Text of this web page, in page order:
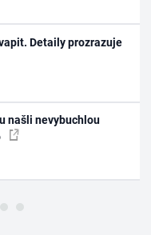
Detaily prozrazuje
našli nevybuchlou